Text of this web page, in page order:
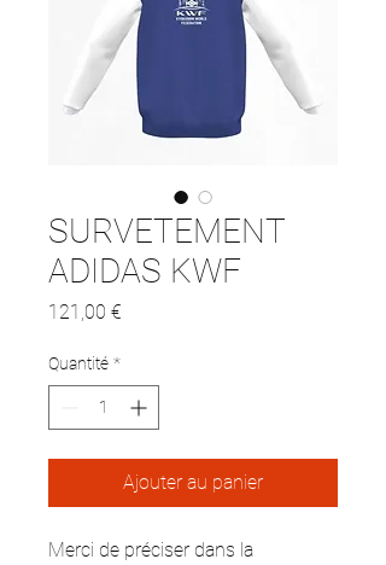
SURVETEMENT
ADIDAS KWF
121,00 €
Quantité *
Ajouter au panier
Merci de préciser dans la